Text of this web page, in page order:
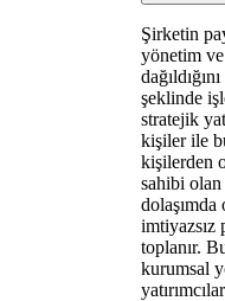
Şirketin
yönetim ve
şeklinde
stratejik
kişiler ile
kişilerden
sahibi
imtiyazsız
toplanır.
kurumsal